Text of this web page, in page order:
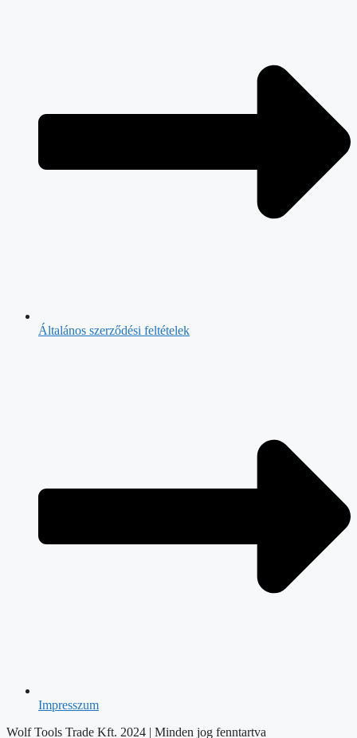
Általános szerződési feltételek
Impresszum
Wolf Tools Trade Kft. 2024 | Minden jog fenntartva